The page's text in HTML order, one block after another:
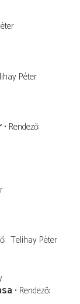
Péter
Rendező
Telihay Péter
Rendező